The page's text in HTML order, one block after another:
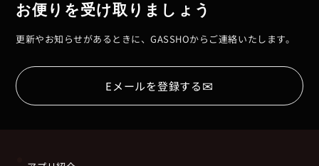
お便りを受け取りましょう
更新やお知らせがあるときに、GASSHOからご連絡いたします。
Eメールを登録する✉